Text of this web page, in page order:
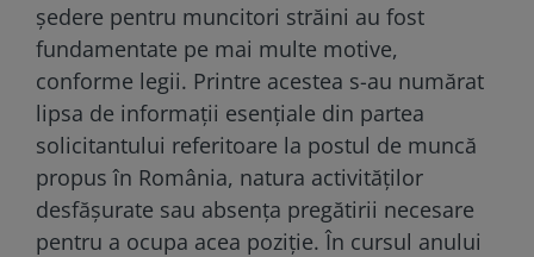
ședere pentru muncitori străini au fost
fundamentate pe mai multe motive,
conforme legii. Printre acestea s-au numărat
lipsa de informații esențiale din partea
solicitantului referitoare la postul de muncă
propus în România, natura activităților
desfășurate sau absența pregătirii necesare
pentru a ocupa acea poziție. În cursul anului